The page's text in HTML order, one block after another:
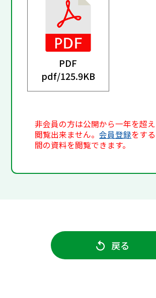
PDF
pdf/125.9KB
非会員の方は公開から一年を超
閲覧出来ません。会員登録をす
間の資料を閲覧できます。
戻る